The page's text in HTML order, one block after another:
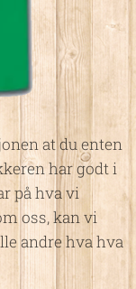
at du enten
har godt i
på hva vi
oss, kan vi
andre hva hva